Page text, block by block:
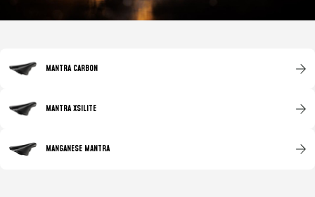
MANTRA CARBON
MANTRA XSILITE
MANGANESE MANTRA